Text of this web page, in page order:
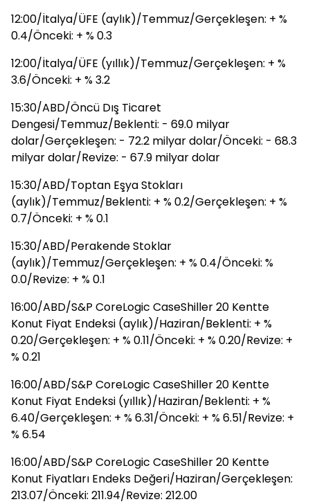
12:00/İtalya/ÜFE (aylık)/Temmuz/Gerçekleşen: + %
0.4/Önceki: + % 0.3
12:00/İtalya/ÜFE (yıllık)/Temmuz/Gerçekleşen: + %
3.6/Önceki: + % 3.2
15:30/ABD/Öncü Dış Ticaret
Dengesi/Temmuz/Beklenti: - 69.0 milyar
dolar/Gerçekleşen: - 72.2 milyar dolar/Önceki: - 68.3
milyar dolar/Revize: - 67.9 milyar dolar
15:30/ABD/Toptan Eşya Stokları
(aylık)/Temmuz/Beklenti: + % 0.2/Gerçekleşen: + %
0.7/Önceki: + % 0.1
15:30/ABD/Perakende Stoklar
(aylık)/Temmuz/Gerçekleşen: + % 0.4/Önceki: %
0.0/Revize: + % 0.1
16:00/ABD/S&P CoreLogic CaseShiller 20 Kentte
Konut Fiyat Endeksi (aylık)/Haziran/Beklenti: + %
0.20/Gerçekleşen: + % 0.11/Önceki: + % 0.20/Revize: +
% 0.21
16:00/ABD/S&P CoreLogic CaseShiller 20 Kentte
Konut Fiyat Endeksi (yıllık)/Haziran/Beklenti: + %
6.40/Gerçekleşen: + % 6.31/Önceki: + % 6.51/Revize: +
% 6.54
16:00/ABD/S&P CoreLogic CaseShiller 20 Kentte
Konut Fiyatları Endeks Değeri/Haziran/Gerçekleşen:
213.07/Önceki: 211.94/Revize: 212.00